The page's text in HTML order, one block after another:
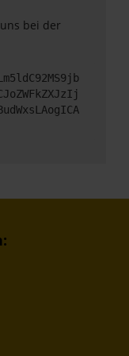
bei der